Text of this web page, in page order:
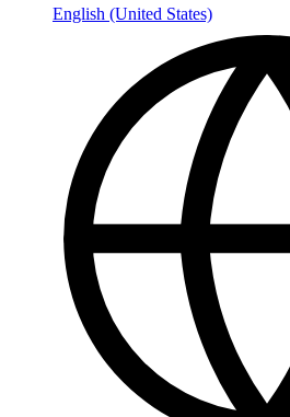
English (United States)